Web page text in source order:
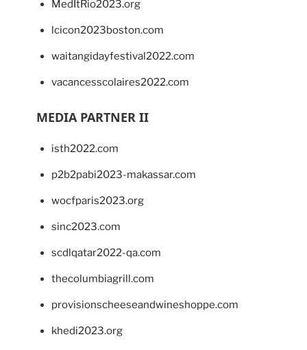
MedItRio2023.org
lcicon2023boston.com
waitangidayfestival2022.com
vacancesscolaires2022.com
MEDIA PARTNER II
isth2022.com
p2b2pabi2023-makassar.com
wocfparis2023.org
sinc2023.com
scdlqatar2022-qa.com
thecolumbiagrill.com
provisionscheeseandwineshoppe.com
khedi2023.org